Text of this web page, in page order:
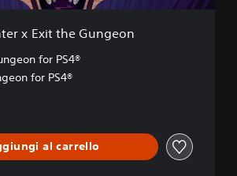
x Exit the Gungeon
for PS4®
for PS4®
al carrello